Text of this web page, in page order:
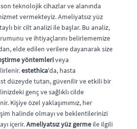
teknolojik cihazlar ve alanında
vermekteyiz. Ameliyatsız yüz
bir cilt analizi ile başlar. Bu analiz,
ve ihtiyaçlarını belirlememize
elde edilen verilere dayanarak size
yöntemleriveya
estethica'da, hasta
düzeyde tutan, güvenilir ve etkili bir
genç ve sağlıklı cilde
Kişiye özel yaklaşımımız, her
halinde olmayı ve beklentilerinizi
içerir.Ameliyatsız yüz germe ile ilgili